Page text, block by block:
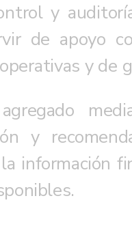
y
de apoyo
y de
y
información